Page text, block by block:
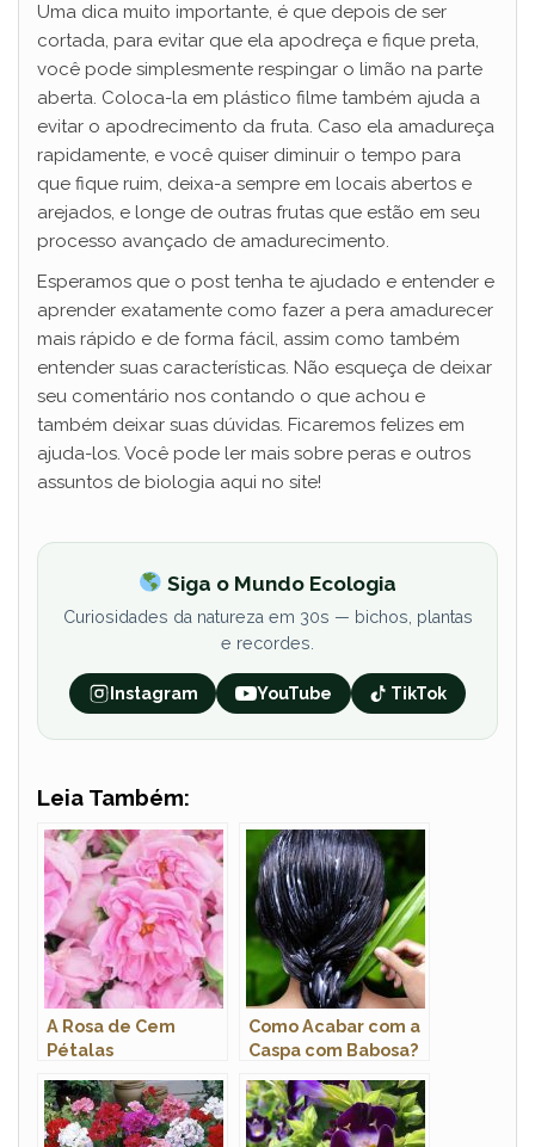
Uma dica muito importante, é que depois de ser
cortada, para evitar que ela apodreça e fique preta,
você pode simplesmente respingar o limão na parte
aberta. Coloca-la em plástico filme também ajuda a
evitar o apodrecimento da fruta. Caso ela amadureça
rapidamente, e você quiser diminuir o tempo para
que fique ruim, deixa-a sempre em locais abertos e
arejados, e longe de outras frutas que estão em seu
processo avançado de amadurecimento.
Esperamos que o post tenha te ajudado e entender e
aprender exatamente como fazer a pera amadurecer
mais rápido e de forma fácil, assim como também
entender suas características. Não esqueça de deixar
seu comentário nos contando o que achou e
também deixar suas dúvidas. Ficaremos felizes em
ajuda-los. Você pode ler mais sobre peras e outros
assuntos de biologia aqui no site!
Siga o Mundo Ecologia
Curiosidades da natureza em 30s — bichos, plantas
e recordes.
Instagram YouTube TikTok
Leia Também:
A Rosa de Cem
Pétalas
Como Acabar com a
Caspa com Babosa?